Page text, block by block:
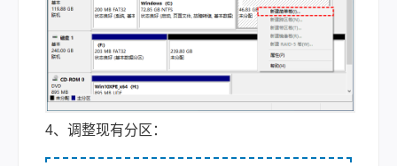
4、调整现有分区：